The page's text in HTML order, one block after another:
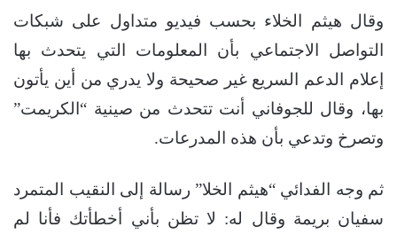
وقال هيثم الخلاء بحسب فيديو متداول على شبكات
التواصل الاجتماعي بأن المعلومات التي يتحدث بها
إعلام الدعم السريع غير صحيحة ولا يدري من أين يأتون
بها، وقال للجوفاني أنت تتحدث من صينية “الكريمت”
وتصرخ وتدعي بأن هذه المدرعات.
ثم وجه الفدائي “هيثم الخلا” رسالة إلى النقيب المتمرد
سفيان بريمة وقال له: لا تظن بأني أخطأتك فأنا لم